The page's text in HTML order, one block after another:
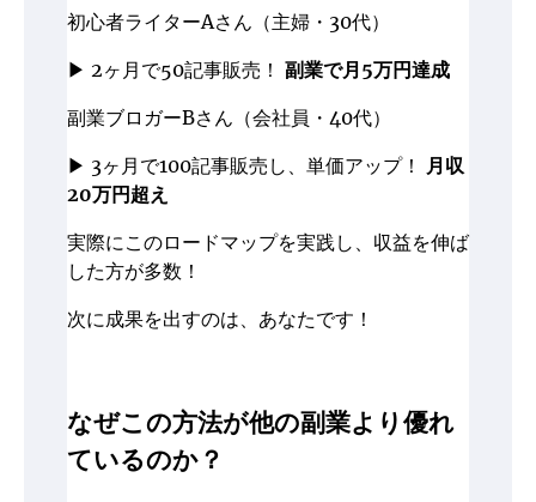
初心者ライターAさん（主婦・30代）
▶ 2ヶ月で50記事販売！ 副業で月5万円達成
副業ブロガーBさん（会社員・40代）
▶ 3ヶ月で100記事販売し、単価アップ！ 月収
20万円超え
実際にこのロードマップを実践し、収益を伸ば
した方が多数！
次に成果を出すのは、あなたです！
なぜこの方法が他の副業より優れ
ているのか？